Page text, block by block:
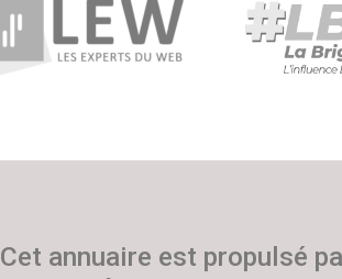
Cet annuaire est propulsé